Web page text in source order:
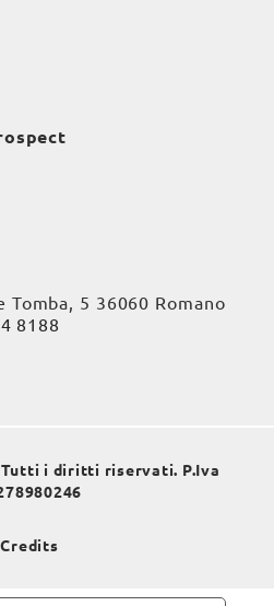
Tomba, 5 36060 Romano
8188
Tutti i diritti riservati. P.Iva
Credits